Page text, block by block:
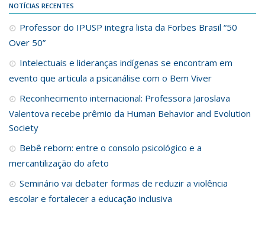
NOTÍCIAS RECENTES
Professor do IPUSP integra lista da Forbes Brasil “50
Over 50”
Intelectuais e lideranças indígenas se encontram em
evento que articula a psicanálise com o Bem Viver
Reconhecimento internacional: Professora Jaroslava
Valentova recebe prêmio da Human Behavior and Evolution
Society
Bebê reborn: entre o consolo psicológico e a
mercantilização do afeto
Seminário vai debater formas de reduzir a violência
escolar e fortalecer a educação inclusiva